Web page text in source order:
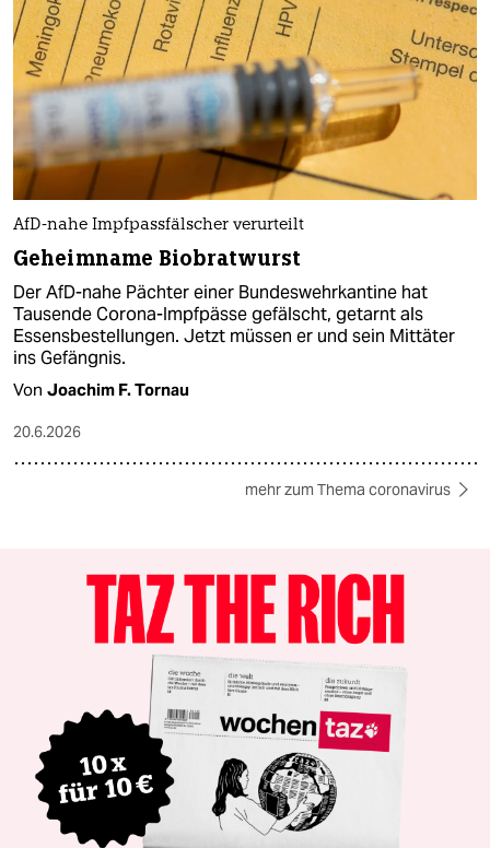
AfD-nahe Impfpassfälscher verurteilt
Geheimname Biobratwurst
Der AfD-nahe Pächter einer Bundeswehrkantine hat
Tausende Corona-Impfpässe gefälscht, getarnt als
Essensbestellungen. Jetzt müssen er und sein Mittäter
ins Gefängnis.
Von Joachim F. Tornau
20.6.2026
mehr zum Thema coronavirus